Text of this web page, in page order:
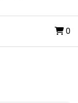
0